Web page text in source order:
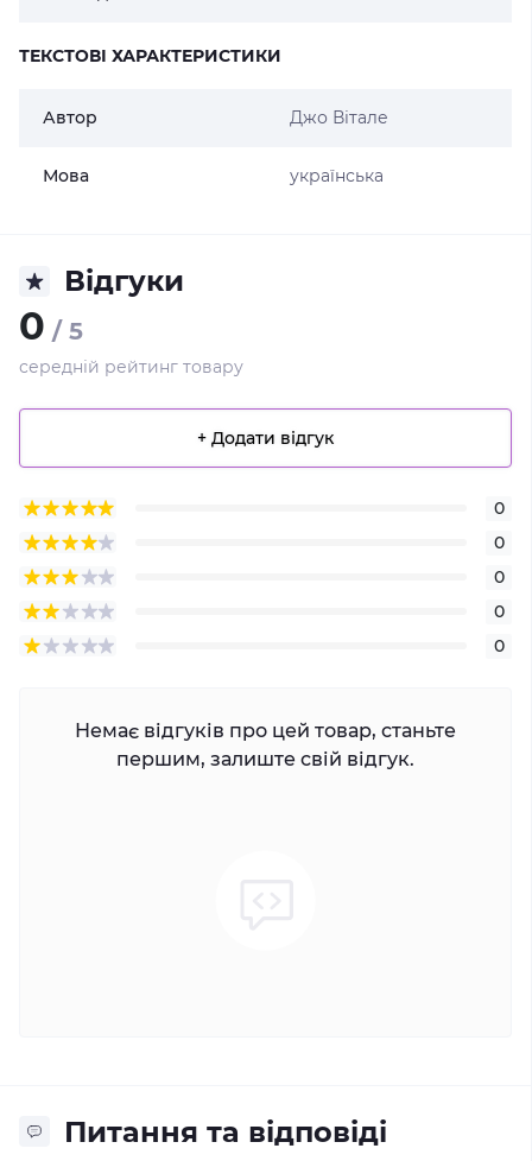
ТЕКСТОВІ ХАРАКТЕРИСТИКИ
Автор Джо Вітале
Мова українська
Відгуки
0 / 5
середній рейтинг товару
+ Додати відгук
0
0
0
0
0
Немає відгуків про цей товар, станьте
першим, залиште свій відгук.
Питання та відповіді